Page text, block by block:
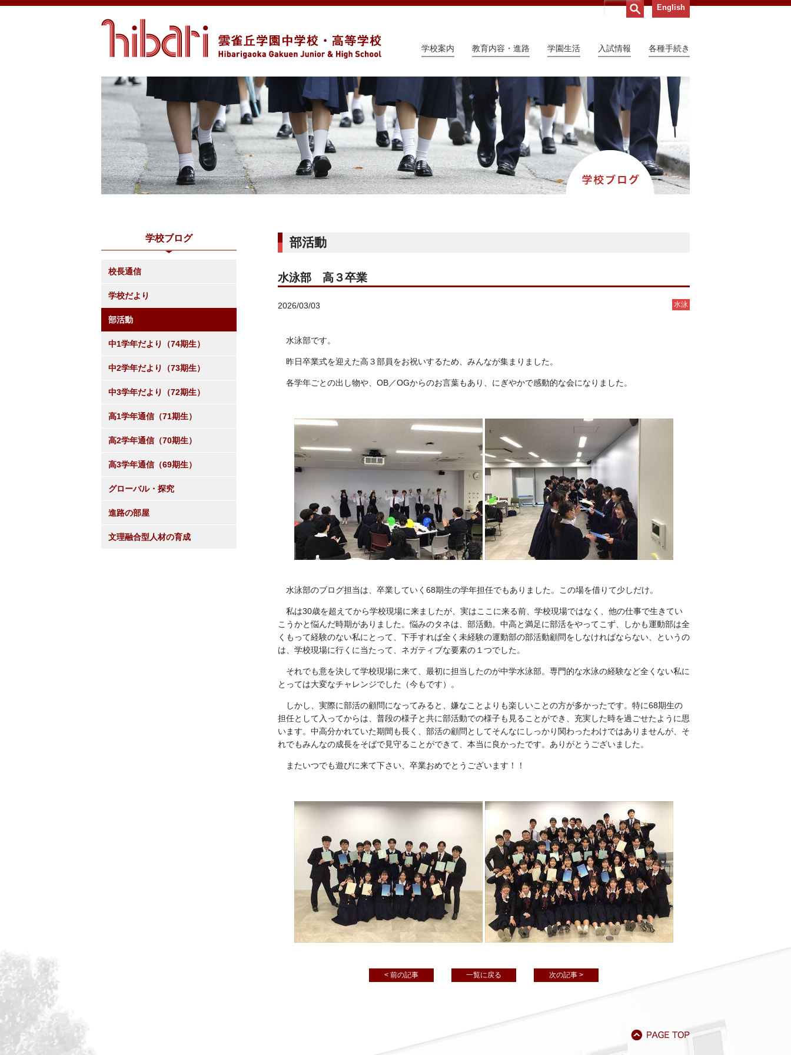
English
学校案内 教育内容・進路 学園生活 入試情報 各種手続き
部活動
水泳部 高３卒業
2026/03/03 水泳
水泳部です。
昨日卒業式を迎えた高３部員をお祝いするため、みんなが集まりました。
各学年ごとの出し物や、OB／OGからのお言葉もあり、にぎやかで感動的な会になりました。
水泳部のブログ担当は、卒業していく68期生の学年担任でもありました。この場を借りて少しだけ。
私は30歳を超えてから学校現場に来ましたが、実はここに来る前、学校現場ではなく、他の仕事で生きてい
こうかと悩んだ時期がありました。悩みのタネは、部活動。中高と満足に部活をやってこず、しかも運動部は全
くもって経験のない私にとって、下手すれば全く未経験の運動部の部活動顧問をしなければならない、というの
は、学校現場に行くに当たって、ネガティブな要素の１つでした。
それでも意を決して学校現場に来て、最初に担当したのが中学水泳部。専門的な水泳の経験など全くない私に
とっては大変なチャレンジでした（今もです）。
しかし、実際に部活の顧問になってみると、嫌なことよりも楽しいことの方が多かったです。特に68期生の
担任として入ってからは、普段の様子と共に部活動での様子も見ることができ、充実した時を過ごせたように思
います。中高分かれていた期間も長く、部活の顧問としてそんなにしっかり関わったわけではありませんが、そ
れでもみんなの成長をそばで見守ることができて、本当に良かったです。ありがとうございました。
またいつでも遊びに来て下さい、卒業おめでとうございます！！
< 前の記事 一覧に戻る 次の記事 >
学校ブログ
校長通信
学校だより
部活動
中1学年だより（74期生）
中2学年だより（73期生）
中3学年だより（72期生）
高1学年通信（71期生）
高2学年通信（70期生）
高3学年通信（69期生）
グローバル・探究
進路の部屋
文理融合型人材の育成